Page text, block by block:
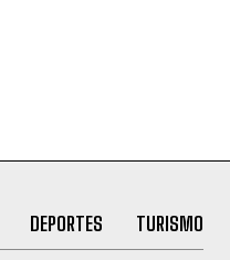
DEPORTES TURISMO